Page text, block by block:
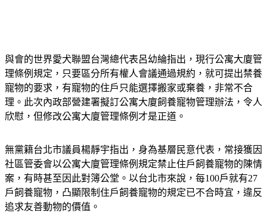
與會的世界愛犬聯盟台灣總代表呂幼綸指出，現行公寓大廈管
理條例規定，只要區分所有權人會議通過規約，就可提出禁養
寵物的要求，有寵物的住戶只能選擇搬家或棄養，非常不合
理。此次內政部營建署擬訂公寓大廈飼養寵物管理辦法，令人
無黨籍台北市議員楊靜宇指出，身為基層民意代表，常接獲因
社區管委會以公寓大廈管理條例規定禁止住戶飼養寵物的陳情
案，有時甚至因此對簿公堂。以台北市來說，每100戶就有27
戶飼養寵物，凸顯限制住戶飼養寵物的規定已不合時宜，違反